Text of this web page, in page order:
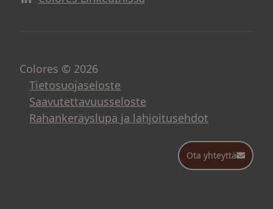
Avautuu uuteen ikkunaan
Colores © 2026
Tietosuojaseloste
Saavutettavuusseloste
Rahankeräyslupa ja lahjoitusehdot
Ota yhteyttä
Ota yhteyttä